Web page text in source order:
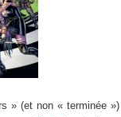
» (et non « terminée